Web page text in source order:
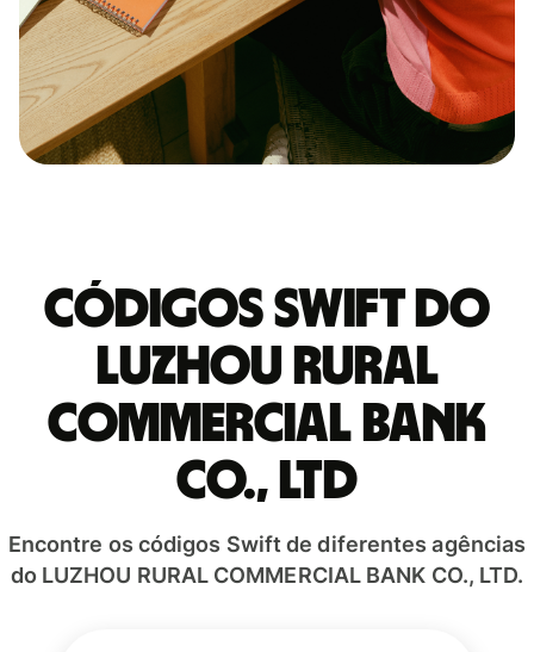
Códigos Swift do
LUZHOU RURAL
COMMERCIAL BANK
CO., LTD
Encontre os códigos Swift de diferentes agências
do LUZHOU RURAL COMMERCIAL BANK CO., LTD.